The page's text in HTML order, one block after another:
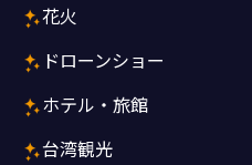
花火
ドローンショー
ホテル・旅館
台湾観光